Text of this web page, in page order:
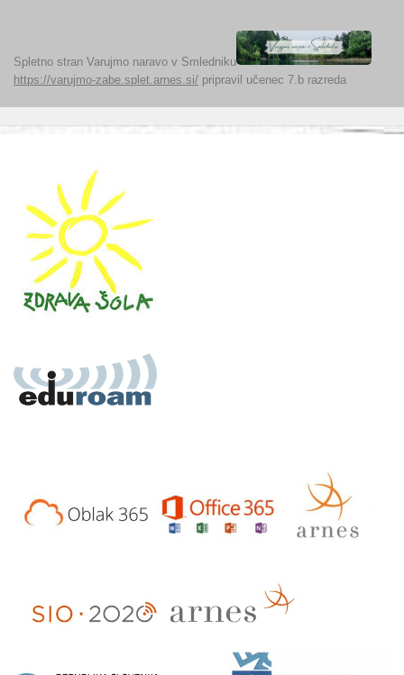
Spletno stran Varujmo naravo v Smledniku
https://varujmo-zabe.splet.arnes.si/ pripravil učenec 7.b razreda